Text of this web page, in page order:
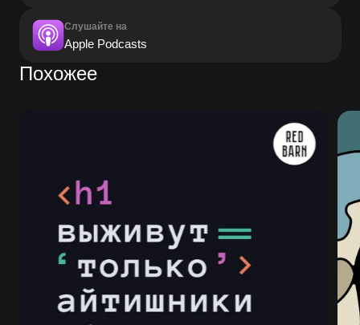
Слушайте на
Apple Podcasts
Похожее